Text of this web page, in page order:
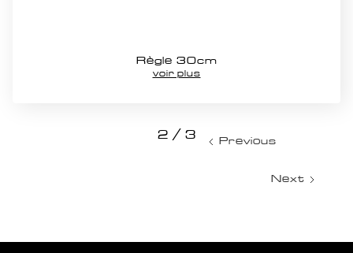
Règle 30cm
voir plus
Previous
2 / 3
Next